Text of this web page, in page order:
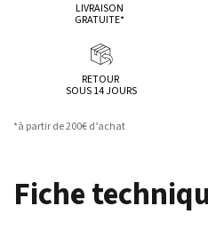
LIVRAISON
GRATUITE*
RETOUR
SOUS 14 JOURS
*à partir de 200€ d’achat
Fiche